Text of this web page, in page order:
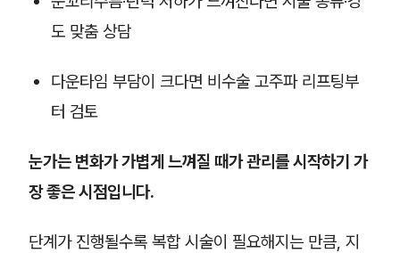
도 맞춤 상담
다운타임 부담이 크다면 비수술 고주파 리프팅부
터 검토
눈가는 변화가 가볍게 느껴질 때가 관리를 시작하기 가
장 좋은 시점입니다.
단계가 진행될수록 복합 시술이 필요해지는 만큼, 지